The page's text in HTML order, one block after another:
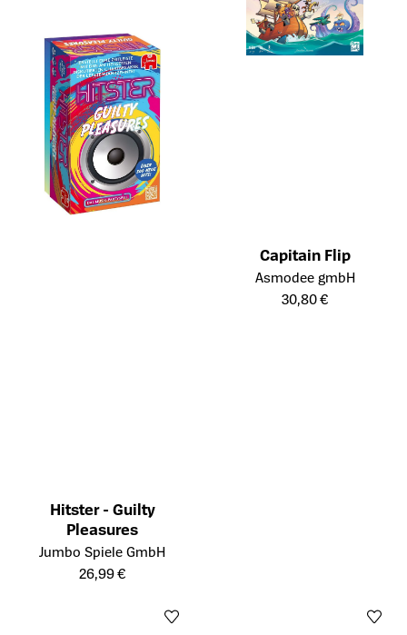
Hitster - Guilty
Pleasures
Öffnet die Detailseite des Produkts
Jumbo Spiele GmbH
26,99 €
Capitain Flip
Öffnet die Detailseite des
Asmodee gmbH
30,80 €